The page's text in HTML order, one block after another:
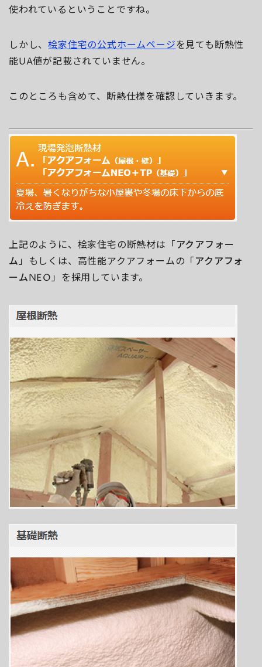
使われているということですね。
しかし、桧家住宅の公式ホームページを見ても断熱性
能UA値が記載されていません。
このところも含めて、断熱仕様を確認していきます。
上記のように、桧家住宅の断熱材は「アクアフォー
ム」もしくは、高性能アクアフォームの「アクアフォ
ームNEO」を採用しています。